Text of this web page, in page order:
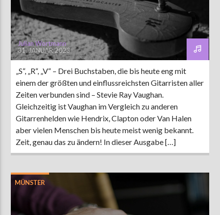
Julian Wortmann
31. JANUAR 2023
„S“, „R“, „V“ – Drei Buchstaben, die bis heute eng mit
einem der größten und einflussreichsten Gitarristen aller
Zeiten verbunden sind – Stevie Ray Vaughan.
Gleichzeitig ist Vaughan im Vergleich zu anderen
Gitarrenhelden wie Hendrix, Clapton oder Van Halen
aber vielen Menschen bis heute meist wenig bekannt.
Zeit, genau das zu ändern! In dieser Ausgabe […]
MÜNSTER